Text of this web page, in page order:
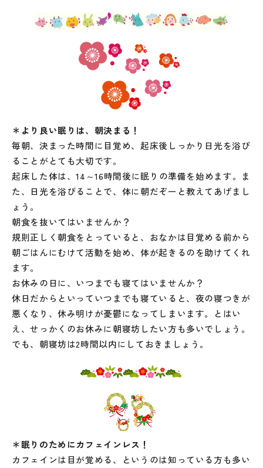
＊より良い眠りは、朝決まる！
毎朝、決まった時間に目覚め、起床後しっかり日光を浴び
ることがとても大切です。
起床した体は、14～16時間後に眠りの準備を始めます。ま
た、日光を浴びることで、体に朝だぞーと教えてあげまし
ょう。
朝食を抜いてはいませんか？
規則正しく朝食をとっていると、おなかは目覚める前から
朝ごはんにむけて活動を始め、体が起きるのを助けてくれ
ます。
お休みの日に、いつまでも寝てはいませんか？
休日だからといっていつまでも寝ていると、夜の寝つきが
悪くなり、休み明けが憂鬱になってしまいます。とはい
え、せっかくのお休みに朝寝坊したい方も多いでしょう。
でも、朝寝坊は2時間以内にしておきましょう。
＊眠りのためにカフェインレス！
カフェインは目が覚める、というのは知っている方も多い